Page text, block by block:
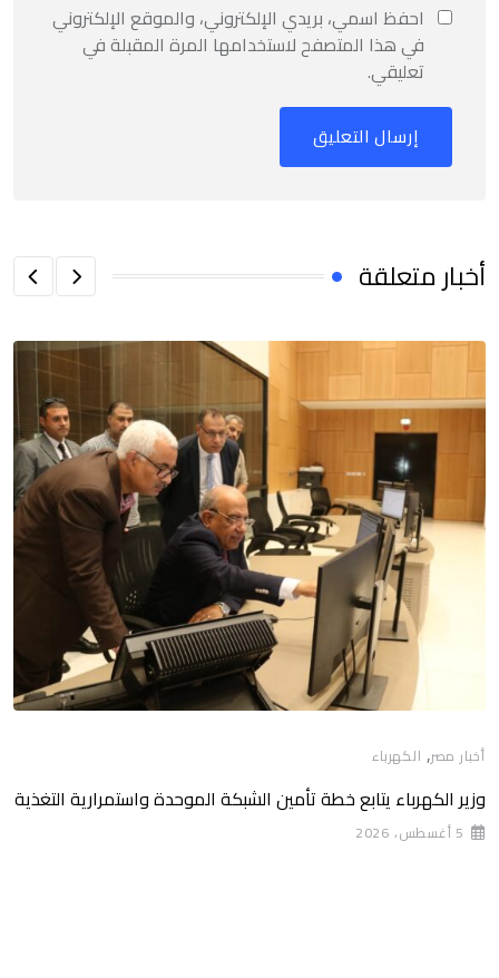
احفظ اسمي، بريدي الإلكتروني، والموقع الإلكتروني
في هذا المتصفح لاستخدامها المرة المقبلة في
تعليقي.
أخبار متعلقة
أخبار مصر, الكهرباء
وزير الكهرباء يتابع خطة تأمين الشبكة الموحدة واستمرارية التغذية
5 أغسطس، 2026